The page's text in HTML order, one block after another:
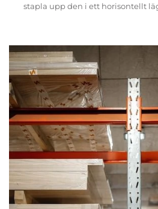
stapla upp den i ett horisontellt